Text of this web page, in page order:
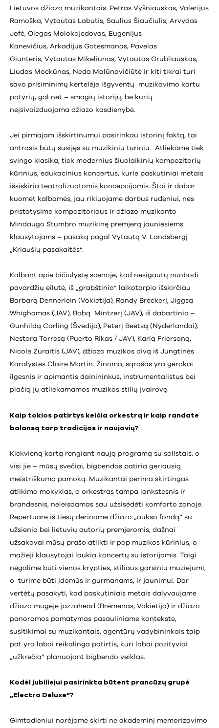
Lietuvos džiazo muzikantais. Petras Vyšniauskas, Valerijus
Ramoška, Vytautas Labutis, Saulius Šiaučiulis, Arvydas
Jofė, Olegas Molokojedovas, Eugenijus
Kanevičius, Arkadijus Gotesmanas, Pavelas
Giunteris, Vytautas Mikeliūnas, Vytautas Grubliauskas,
Liudas Mockūnas, Neda Malūnavičiūtė ir kiti tikrai turi
savo prisiminimų kertelėje išgyventų muzikavimo kartu
potyrių, gal net – smagių istorijų, be kurių
neįsivaizduojama džiazo kasdienybė.
Jei pirmajam išskirtinumui pasirinkau istorinį faktą, tai
antrasis būtų susijęs su muzikiniu turiniu. Atliekame tiek
svingo klasiką, tiek modernius šiuolaikinių kompozitorių
kūrinius, edukacinius koncertus, kurie paskutiniai metais
išsiskiria teatralizuotomis koncepcijomis. Štai ir dabar
kuomet kalbamės, jau rikiuojame darbus rudeniui, nes
pristatysime kompozitoriaus ir džiazo muzikanto
Mindaugo Stumbro muzikinę premjerą jauniesiems
klausytojams – pasaką pagal Vytautą V. Landsbergį
„Kriaušių pasakaitės“.
Kalbant apie bičiulystę scenoje, kad nesigautų nuobodi
pavardžių eilutė, iš „grabštinio“ laikotarpio išskirčiau
Barbarą Dennerlein (Vokietija), Randy Breckerį, Jiggsą
Whighamas (JAV), Bobą Mintzerį (JAV), iš dabartinio –
Gunhildą Carling (Švedija), Peterį Beetsą (Nyderlandai),
Nestorą Torresą (Puerto Rikas / JAV), Karlą Friersoną,
Nicole Zuraitis (JAV), džiazo muzikos divą iš Jungtinės
Karalystės Claire Martin. Žinoma, sąrašas yra gerokai
ilgesnis ir apimantis dainininkus, instrumentalistus bei
plačią jų atliekamamos muzikos stilių įvairovę.
Kaip tokios patirtys keičia orkestrą ir kaip randate
balansą tarp tradicijos ir naujovių?
Kiekvieną kartą rengiant naują programą su solistais, o
visi jie – mūsų svečiai, bigbendas patiria geriausią
meistriškumo pamoką. Muzikantai perima skirtingas
atlikimo mokyklas, o orkestras tampa lankstesnis ir
brandesnis, neleisdamas sau užsisėdėti komforto zonoje.
Repertuare iš tiesų deriname džiazo „aukso fondą“ su
užsienio bei lietuvių autorių premjeromis, dažnai
užsakovai mūsų prašo atlikti ir pop muzikos kūrinius, o
mažieji klausytojai laukia koncertų su istorijomis. Taigi
negalime būti vienos krypties, stiliaus garsiniu muziejumi,
o turime būti įdomūs ir gurmanams, ir jaunimui. Dar
vertėtų pasakyti, kad paskutiniais metais dalyvaujame
džiazo mugėje jazzahead (Brėmenas, Vokietija) ir džiazo
panoramos pamatymas pasauliniame kontekste,
susitikimai su muzikantais, agentūrų vadybininkais taip
pat yra labai reikalinga patirtis, kuri labai pozityviai
„užkrečia“ planuojant bigbendo veiklas.
Kodėl jubiliejui pasirinkta būtent prancūzų grupė
„Electro Deluxe“?
Gimtadieniui norėjome skirti ne akademinį memorizavimo